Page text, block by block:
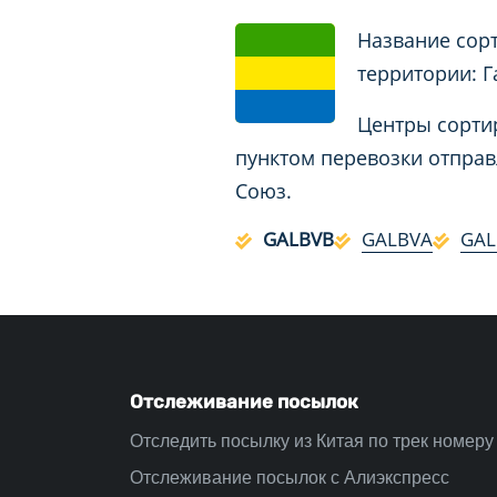
Название
территории:
Центры
пунктом перевозки
Союз.
GALBVB GALBVA
Отслеживание посылок
Отследить посылку из Китая по трек номеру
Отслеживание посылок с Алиэкспресс